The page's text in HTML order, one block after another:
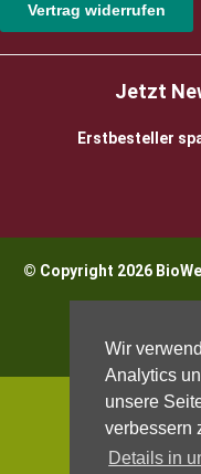
Wir
Analytics
unsere
verbessern
Details in
Vertrag widerrufen
Jetzt
Erstbesteller
© Copyright 2026